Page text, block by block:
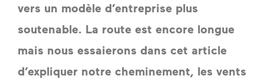
vers un modèle d’entreprise plus
soutenable. La route est encore longue
mais nous essaierons dans cet article
d’expliquer notre cheminement, les vents